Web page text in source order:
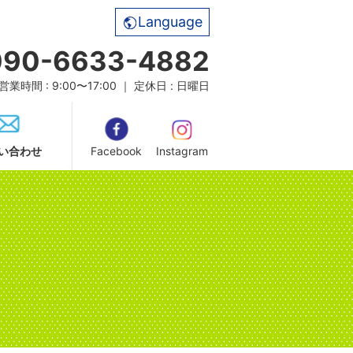
Language
6633-4882
業時間 : 9:00〜17:00 ｜ 定休日 : 日曜日
合わせ Facebook Instagram